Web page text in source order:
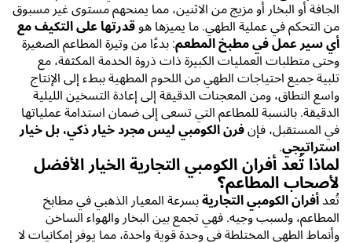
الجافة أو البخار أو مزيج من الاثنين، مما يمنحهم مستوى غير مسبوق
من التحكم في عملية الطهي. ما يميزها هو قدرتها على التكيف مع
أي سير عمل في مطبخ المطعم: بدءًا من وتيرة المطاعم الصغيرة
وحتى متطلبات العمليات الكبيرة ذات ذروة الخدمة المكثفة، مع
تلبية جميع احتياجات الطهي من اللحوم المطهية ببطء إلى الإنتاج
واسع النطاق، ومن المعجنات الدقيقة إلى إعادة التسخين الليلية
الدقيقة. بالنسبة للمطاعم التي تسعى إلى ضمان استدامة عملياتها
في المستقبل، فإن فرن الكومبي ليس مجرد خيار ذكي، بل خيار
استراتيجي.
لماذا تُعد أفران الكومبي التجارية الخيار الأفضل
لأصحاب المطاعم؟
تُعد أفران الكومبي التجارية بسرعة المعيار الذهبي في مطابخ
المطاعم، ولسبب وجيه. فهي تجمع بين البخار والهواء الساخن
وأنماط الطهي المختلطة في وحدة قوية واحدة، مما يوفر إمكانيات لا